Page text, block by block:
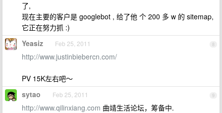
了,
现在主要的客户是 googlebot , 给了他 个 200 多 w 的 sitemap,
它正在努力抓 :)
8
Yeasiz Feb 25, 2011
http://www.justinbiebercn.com/
PV 15K左右吧～
9
sytao Feb 25, 2011
http://www.qilinxiang.com 曲靖生活论坛，筹备中.